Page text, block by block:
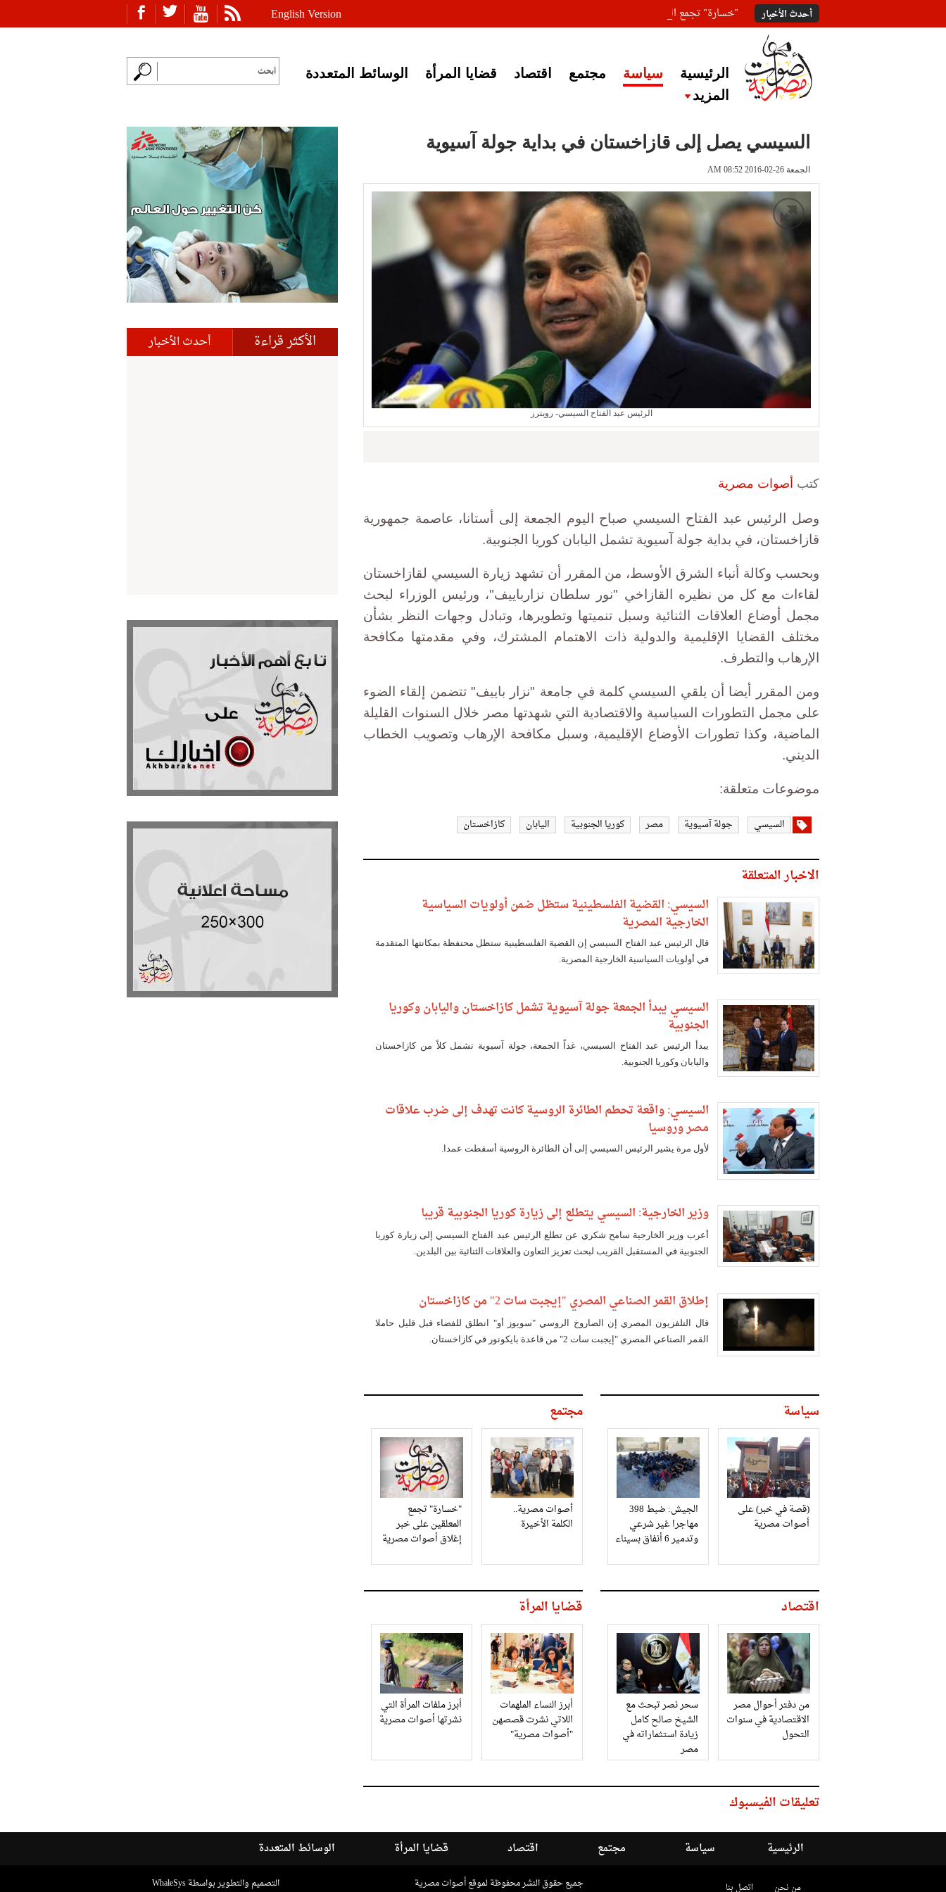
English Version أحدث الأخبار "خسارة" تجمع المعلقين على خبر إغلاق أصوات مصرية
الرئيسية سياسة مجتمع اقتصاد قضايا المرأة
الوسائط المتعددة
المزيد
السيسي يصل إلى قازاخستان في بداية جولة آسيوية
الجمعة 26-02-2016 AM 08:52
الرئيس عبد الفتاح السيسي- رويترز
كتب أصوات مصرية
وصل الرئيس عبد الفتاح السيسي صباح اليوم الجمعة إلى أستانا، عاصمة جمهورية
قازاخستان، في بداية جولة آسيوية تشمل اليابان كوريا الجنوبية.
وبحسب وكالة أنباء الشرق الأوسط، من المقرر أن تشهد زيارة السيسي لقازاخستان
لقاءات مع كل من نظيره القازاخي "نور سلطان نزارباييف"، ورئيس الوزراء لبحث
مجمل أوضاع العلاقات الثنائية وسبل تنميتها وتطويرها، وتبادل وجهات النظر بشأن
مختلف القضايا الإقليمية والدولية ذات الاهتمام المشترك، وفي مقدمتها مكافحة
الإرهاب والتطرف.
ومن المقرر أيضا أن يلقي السيسي كلمة في جامعة "نزار باييف" تتضمن إلقاء الضوء
على مجمل التطورات السياسية والاقتصادية التي شهدتها مصر خلال السنوات القليلة
الماضية، وكذا تطورات الأوضاع الإقليمية، وسبل مكافحة الإرهاب وتصويب الخطاب
الديني.
موضوعات متعلقة:
السيسي جولة آسيوية مصر كوريا الجنوبية اليابان كازاخستان
الاخبار المتعلقة
السيسي: القضية الفلسطينية ستظل ضمن أولويات السياسية
الخارجية المصرية
قال الرئيس عبد الفتاح السيسي إن القضية الفلسطينية ستظل محتفظة بمكانتها المتقدمة
في أولويات السياسية الخارجية المصرية.
السيسي يبدأ الجمعة جولة آسيوية تشمل كازاخستان واليابان وكوريا
الجنوبية
يبدأ الرئيس عبد الفتاح السيسي، غداً الجمعة، جولة آسيوية تشمل كلاً من كازاخستان
واليابان وكوريا الجنوبية.
السيسي: واقعة تحطم الطائرة الروسية كانت تهدف إلى ضرب علاقات
مصر وروسيا
لأول مرة يشير الرئيس السيسي إلى أن الطائرة الروسية أسقطت عمدا.
وزير الخارجية: السيسي يتطلع إلى زيارة كوريا الجنوبية قريبا
أعرب وزير الخارجية سامح شكري عن تطلع الرئيس عبد الفتاح السيسي إلى زيارة كوريا
الجنوبية في المستقبل القريب لبحث تعزيز التعاون والعلاقات الثنائية بين البلدين.
إطلاق القمر الصناعي المصري "إيجبت سات 2" من كازاخستان
قال التلفزيون المصري إن الصاروخ الروسي "سويوز أو" انطلق للفضاء قبل قليل حاملا
القمر الصناعي المصري "إيجبت سات 2" من قاعدة بايكونور في كازاخستان.
سياسة
(قصة في خبر) على
أصوات مصرية
الجيش: ضبط 398
مهاجرا غير شرعي
وتدمير 6 أنفاق بسيناء
مجتمع
أصوات مصرية..
الكلمة الأخيرة
"خسارة" تجمع
المعلقين على خبر
إغلاق أصوات مصرية
اقتصاد
من دفتر أحوال مصر
الاقتصادية في سنوات
التحول
سحر نصر تبحث مع
الشيخ صالح كامل
زيادة استثماراته في
مصر
قضايا المرأة
أبرز النساء الملهمات
اللاتي نشرت قصصهن
"أصوات مصرية"
أبرز ملفات المرأة التي
نشرتها أصوات مصرية
تعليقات الفيسبوك
الأكثر قراءة أحدث الأخبار
الرئيسية سياسة مجتمع اقتصاد قضايا المرأة الوسائط المتعددة
من نحن اتصل بنا جميع حقوق النشر محفوظة لموقع أصوات مصرية التصميم والتطوير بواسطة WhaleSys